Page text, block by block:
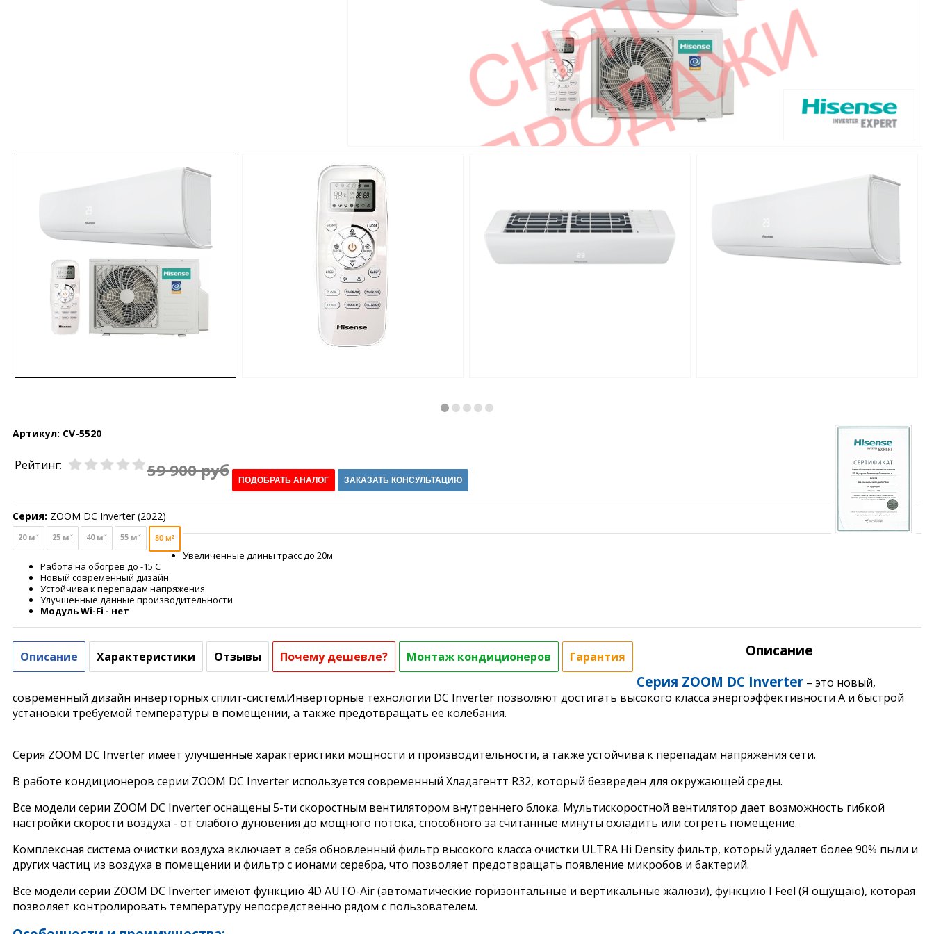
Артикул: CV-5520
Рейтинг: 59 900 руб ПОДОБРАТЬ АНАЛОГ ЗАКАЗАТЬ КОНСУЛЬТАЦИЮ
Серия: ZOOM DC Inverter (2022)
20 м² 25 м² 40 м² 55 м² 80 м²
Увеличенные длины трасс до 20м
Работа на обогрев до -15 С
Новый современный дизайн
Устойчива к перепадам напряжения
Улучшенные данные производительности
Модуль Wi-Fi - нет
Описание Характеристики Отзывы Почему дешевле? Монтаж кондиционеров Гарантия
Описание
Серия ZOOM DC Inverter – это новый,
современный дизайн инверторных сплит-систем.Инверторные технологии DC Inverter позволяют достигать высокого класса энергоэффективности А и быстрой
установки требуемой температуры в помещении, а также предотвращать ее колебания.
Серия ZOOM DC Inverter имеет улучшенные характеристики мощности и производительности, а также устойчива к перепадам напряжения сети.
В работе кондиционеров серии ZOOM DC Inverter используется современный Хладагентт R32, который безвреден для окружающей среды.
Все модели серии ZOOM DC Inverter оснащены 5-ти скоростным вентилятором внутреннего блока. Мультискоростной вентилятор дает возможность гибкой
настройки скорости воздуха - от слабого дуновения до мощного потока, способного за считанные минуты охладить или согреть помещение.
Комплексная система очистки воздуха включает в себя обновленный фильтр высокого класса очистки ULTRA Hi Density фильтр, который удаляет более 90% пыли и
других частиц из воздуха в помещении и фильтр с ионами серебра, что позволяет предотвращать появление микробов и бактерий.
Все модели серии ZOOM DC Inverter имеют функцию 4D AUTO-Air (автоматические горизонтальные и вертикальные жалюзи), функцию I Feel (Я ощущаю), которая
позволяет контролировать температуру непосредственно рядом с пользователем.